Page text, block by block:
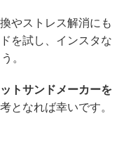
やストレス解消にも
を試し、インスタな
。
トサンドメーカーを
となれば幸いです。